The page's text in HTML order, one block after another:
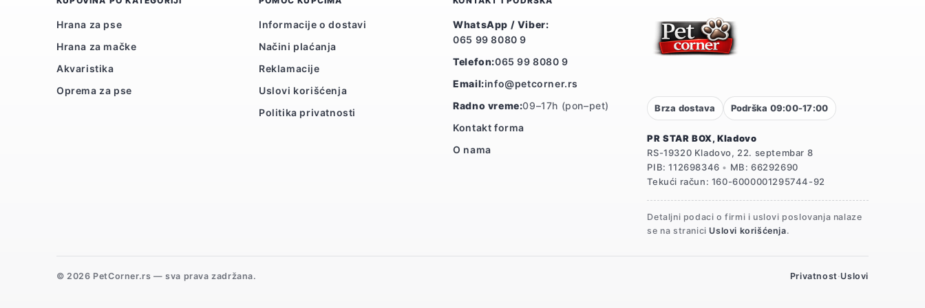
Hrana za pse
Hrana za mačke
Akvaristika
Oprema za pse
Informacije o dostavi
Načini plaćanja
Reklamacije
Uslovi korišćenja
Politika privatnosti
WhatsApp / Viber:
065 99 8080 9
Telefon:065 99 8080 9
Email:info@petcorner.rs
Radno vreme:09–17h (pon–pet)
Kontakt forma
O nama
Brza dostava Podrška 09:00-17:00
PR STAR BOX, Kladovo
RS-19320 Kladovo, 22. septembar 8
PIB: 112698346 • MB: 66292690
Tekući račun: 160-6000001295744-92
Detaljni podaci o firmi i uslovi poslovanja nalaze
se na stranici Uslovi korišćenja.
© 2026 PetCorner.rs — sva prava zadržana. Privatnost·Uslovi